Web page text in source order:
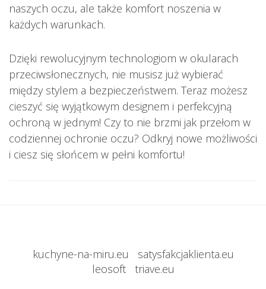
naszych oczu, ale także komfort noszenia w
każdych warunkach.
Dzięki rewolucyjnym technologiom w okularach
przeciwsłonecznych, nie musisz już wybierać
między stylem a bezpieczeństwem. Teraz możesz
cieszyć się wyjątkowym designem i perfekcyjną
ochroną w jednym! Czy to nie brzmi jak przełom w
codziennej ochronie oczu? Odkryj nowe możliwości
i ciesz się słońcem w pełni komfortu!
kuchyne-na-miru.eu
satysfakcjaklienta.eu
leosoft
triave.eu